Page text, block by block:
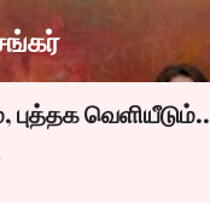
Skip to main content
புத்தக வெளியீடும்..